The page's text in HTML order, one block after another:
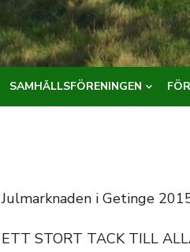
SAMHÄLLSFÖRENINGEN
Julmarknaden i Getinge
ETT STORT TACK TILL